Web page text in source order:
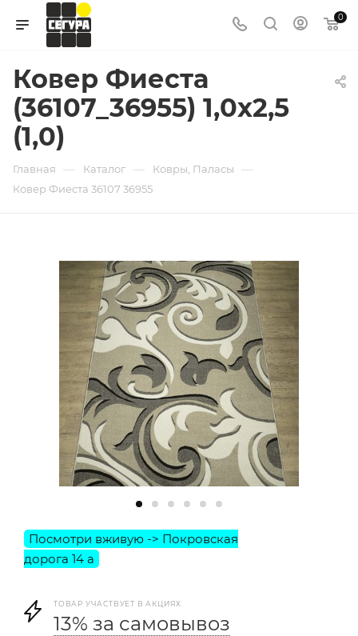
0
Ковер Фиеста
(36107_36955) 1,0х2,5
(1,0)
Главная — Каталог — Ковры, Паласы —
Ковер Фиеста 36107 36955
ТОВАР УЧАСТВУЕТ В АКЦИЯХ
13% за самовывоз